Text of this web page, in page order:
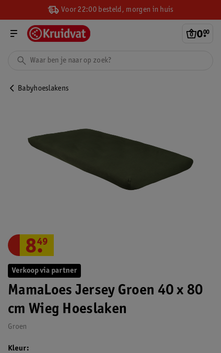
Voor 22:00 besteld, morgen in huis
0.
00
Babyhoeslakens
Verkoop via partner
MamaLoes Jersey Groen 40 x 80
cm Wieg Hoeslaken
Groen
8.
49
Kleur